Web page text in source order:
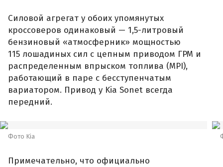
Силовой агрегат у обоих упомянутых
кроссоверов одинаковый — 1,5-литровый
бензиновый «атмосферник» мощностью
115 лошадиных сил с цепным приводом ГРМ и
распределенным впрыском топлива (MPI),
работающий в паре с бесступенчатым
вариатором. Привод у Kia Sonet всегда
передний.
Фото Kia
Примечательно, что официально